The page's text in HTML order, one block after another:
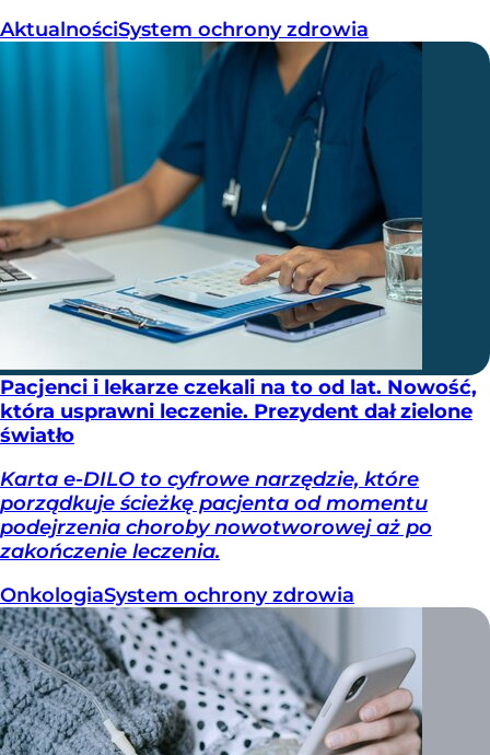
AktualnościSystem ochrony zdrowia
Pacjenci i lekarze czekali na to od lat. Nowość,
która usprawni leczenie. Prezydent dał zielone
światło
Karta e-DILO to cyfrowe narzędzie, które
porządkuje ścieżkę pacjenta od momentu
podejrzenia choroby nowotworowej aż po
zakończenie leczenia.
OnkologiaSystem ochrony zdrowia